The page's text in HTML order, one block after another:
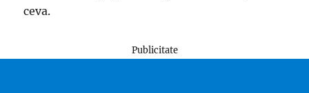
ceva.
Publicitate